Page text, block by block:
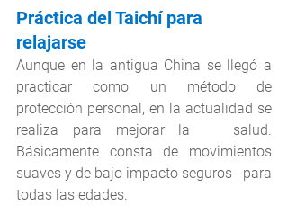
Práctica del Taichí para
relajarse
Aunque en la antigua China se llegó a
practicar como un método de
protección personal, en la actualidad se
realiza para mejorar la   salud.
Básicamente consta de movimientos
suaves y de bajo impacto seguros   para
todas las edades.